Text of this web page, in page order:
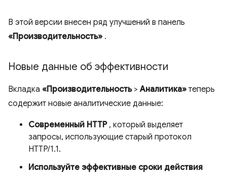
В этой версии внесен ряд улучшений в панель
«Производительность» .
Новые данные об эффективности
Вкладка «Производительность>Аналитика» теперь
содержит новые аналитические данные:
Современный HTTP, который выделяет
запросы, использующие старый протокол
HTTP/1.1.
Используйте эффективные сроки действия